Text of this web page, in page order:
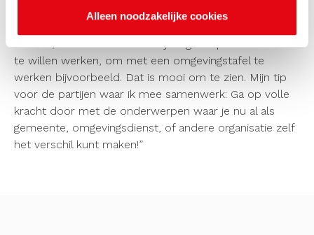
Alleen noodzakelijke cookies
cultuurverandering. Ik zie dat gemeenten vanuit de
dwang om straks volgens de nieuwe wet ‘te moeten
werken’, kantelen naar een vrijwillige stap om anders
te willen werken, om met een omgevingstafel te
werken bijvoorbeeld. Dat is mooi om te zien. Mijn tip
voor de partijen waar ik mee samenwerk: Ga op volle
kracht door met de onderwerpen waar je nu al als
gemeente, omgevingsdienst, of andere organisatie zelf
het verschil kunt maken!”